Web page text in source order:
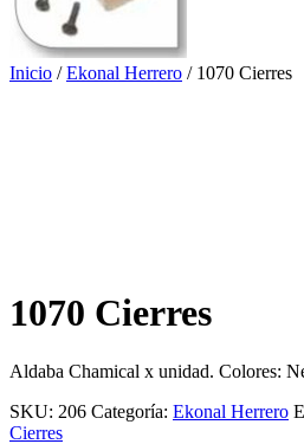
Inicio /Ekonal Herrero / 1070 Cierres
1070 Cierres
Aldaba Chamical x unidad. Colores:
SKU: 206 Categoría: Ekonal Herrero
Cierres